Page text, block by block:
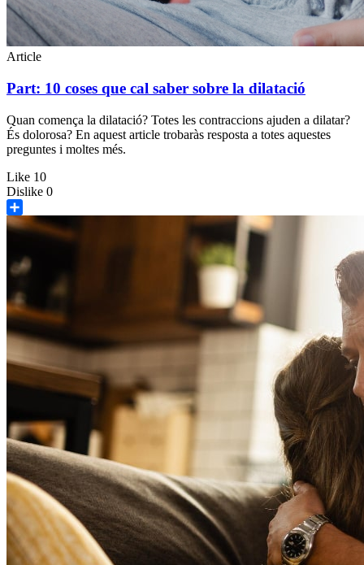
Article
Part: 10 coses que cal saber sobre la dilatació
Quan comença la dilatació? Totes les contraccions ajuden a dilatar?
És dolorosa? En aquest article trobaràs resposta a totes aquestes
preguntes i moltes més.
Like 10
Dislike 0
Share